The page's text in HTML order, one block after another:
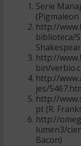
Serie
(Pigmaleon
http://
biblioteca/
http://
bin/
http://
jes/
http://
pt (R.
http://
lumen3/
Bacon)